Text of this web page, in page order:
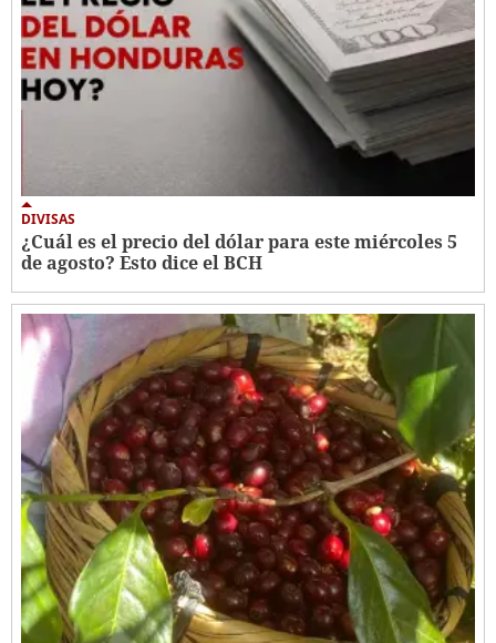
DIVISAS
¿Cuál es el precio del dólar para este miércoles 5
de agosto? Esto dice el BCH